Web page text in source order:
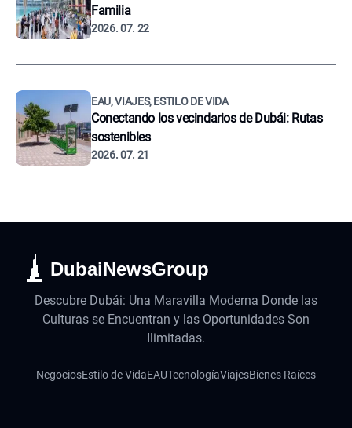
Familia
2026. 07. 22
EAU, VIAJES, ESTILO DE VIDA
Conectando los vecindarios de Dubái: Rutas
sostenibles
2026. 07. 21
DubaiNewsGroup
Descubre Dubái: Una Maravilla Moderna Donde las
Culturas se Encuentran y las Oportunidades Son
Ilimitadas.
NegociosEstilo de VidaEAUTecnologíaViajesBienes Raíces